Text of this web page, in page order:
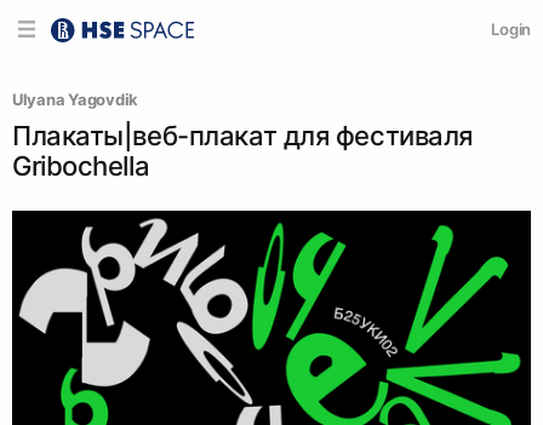
Login
Ulyana Yagovdik
Плакаты|веб-плакат для фестиваля
Gribochella